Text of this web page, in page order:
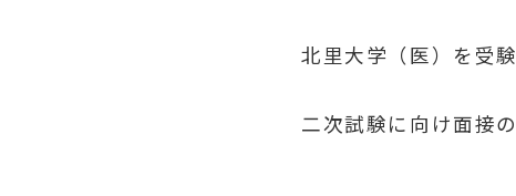
北里大学（医）を受
二次試験に向け面接